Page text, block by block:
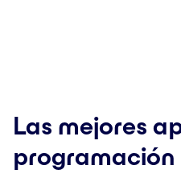
Las mejores
programación